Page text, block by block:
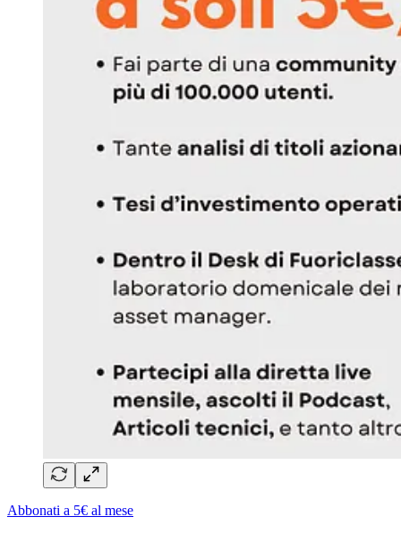
Abbonati a 5€ al mese